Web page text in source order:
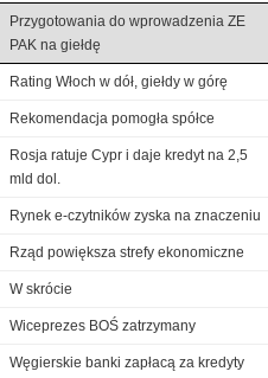
Przygotowania do wprowadzenia ZE
PAK na giełdę
Rating Włoch w dół, giełdy w górę
Rekomendacja pomogła spółce
Rosja ratuje Cypr i daje kredyt na 2,5
mld dol.
Rynek e-czytników zyska na znaczeniu
Rząd powiększa strefy ekonomiczne
W skrócie
Wiceprezes BOŚ zatrzymany
Węgierskie banki zapłacą za kredyty